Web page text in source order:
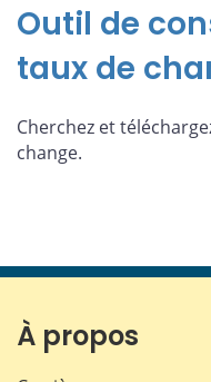
Outil de
taux de
Cherchez et
change.
À propos